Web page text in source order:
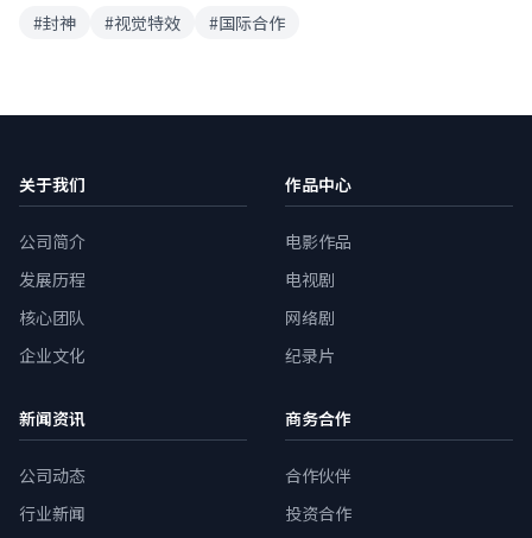
#封神 #视觉特效 #国际合作
关于我们
公司简介
发展历程
核心团队
企业文化
作品中心
电影作品
电视剧
网络剧
纪录片
新闻资讯
公司动态
行业新闻
商务合作
合作伙伴
投资合作